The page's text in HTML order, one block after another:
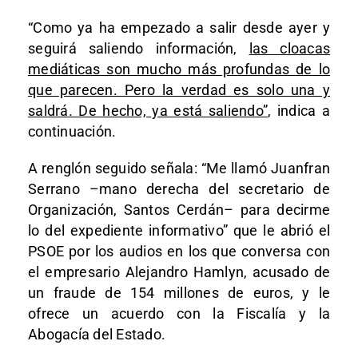
“Como ya ha empezado a salir desde ayer y
seguirá saliendo información,
las cloacas
mediáticas son mucho más profundas de lo
que parecen. Pero la verdad es solo una y
saldrá. De hecho, ya está saliendo”, indica a
continuación.
A renglón seguido señala: “Me llamó Juanfran
Serrano –mano derecha del secretario de
Organización, Santos Cerdán– para decirme
lo del expediente informativo” que le abrió el
PSOE por los audios en los que conversa con
el empresario Alejandro Hamlyn, acusado de
un fraude de 154 millones de euros, y le
ofrece un acuerdo con la Fiscalía y la
Abogacía del Estado.